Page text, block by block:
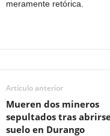
meramente retórica.
Artículo anterior
Mueren dos mineros
sepultados tras
suelo en Durango